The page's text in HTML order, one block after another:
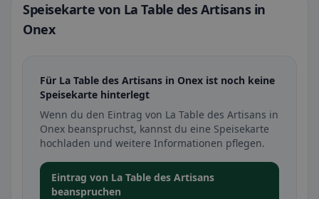
Speisekarte von La Table des Artisans in
Onex
Für La Table des Artisans in Onex ist noch keine
Speisekarte hinterlegt
Wenn du den Eintrag von La Table des Artisans in
Onex beanspruchst, kannst du eine Speisekarte
hochladen und weitere Informationen pflegen.
Eintrag von La Table des Artisans
beanspruchen